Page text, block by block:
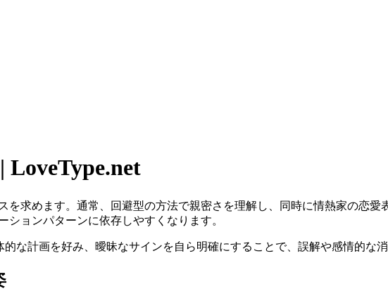
求めます。通常、回避型の方法で親密さを理解し、同時に情熱家の恋愛
ョンパターンに依存しやすくなります。
な計画を好み、曖昧なサインを自ら明確にすることで、誤解や感情的な消